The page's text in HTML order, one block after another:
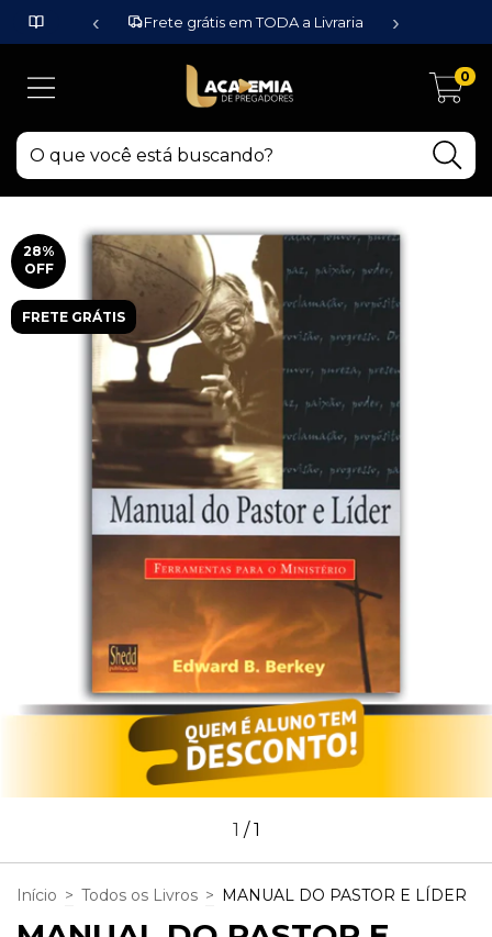
0
28%
OFF
FRETE GRÁTIS
1 /1
Início > Todos os Livros > MANUAL DO PASTOR E LÍDER
‹ Frete grátis em TODA a Livraria ›